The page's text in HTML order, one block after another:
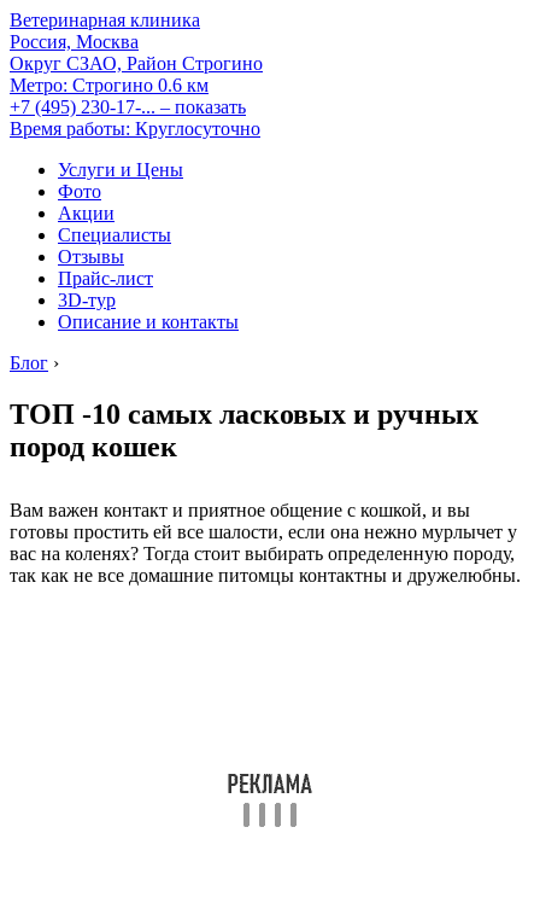
Ветеринарная клиника
Россия, Москва
Округ СЗАО, Район Строгино
Метро: Строгино 0.6 км
+7 (495) 230-17-... – показать
Время работы: Круглосуточно
Услуги и Цены
Фото
Акции
Специалисты
Отзывы
Прайс-лист
3D-тур
Описание и контакты
Блог ›
ТОП -10 самых ласковых и ручных
пород кошек
Вам важен контакт и приятное общение с кошкой, и вы
готовы простить ей все шалости, если она нежно мурлычет у
вас на коленях? Тогда стоит выбирать определенную породу,
так как не все домашние питомцы контактны и дружелюбны.